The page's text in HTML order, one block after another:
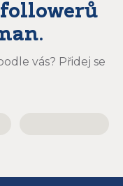
vás? Přidej se